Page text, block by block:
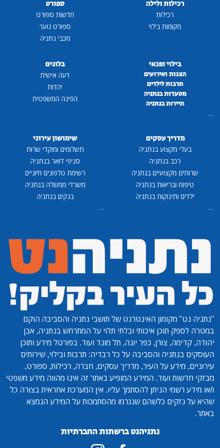
רכילות ולילה
רכילות
מקומות בילוי
ספורט
חדשות ספורט
ספורט נוער
מכבי נתניה
בילוי ופנאי
הצגות ואירועים
תרבות לילדים
מסעדות בנתניה
תיירות בנתניה
...
בלוגים
דעה אישית
יהדות
הפינה המשפטית
מדריך עסקים
בעלי מקצוע בנתניה
רכב בנתניה
שרותים מקצועיים בנתניה
טיפוח ובריאות בנתניה
ילדים ותינוקות בנתניה
...
שימושון עירוני
תשלומים ומוקדי שרות
סניפי דואר בנתניה
רשימת טלפונים חיוניים
משרדי ממשלה בנתניה
בנקים בנתניה
...
"נתניה נט" מקומון האינטרנט של תושבי נתניה והסביבה הוקם
במטרה לספק תוכן איכותי ובלתי תלוי על המתרחש בנתניה, אבן
יהודה, קדימה, צורן, כפר יונה, תל מונד ועוד. בפורטל מידע ותוכן
העוסקים בנתניה והסביבה על כל רבדיה: תרבות ובילוי, שירותים
עירוניים, מידע על העיר, מדריך עסקים, חברה, רכילות, ספורט,
מבזקי חדשות ועוד. המידע המופיע באתר זה אינו מהווה מידע משפטי
ו/או מידע רשמי הניתן להסתמך עליו. אין המערכת אחראית בצורה כל
שהיא על נזקים כלשהם שנגרמו מהסתמכות על המידע הנמצא
באתר.
נתניהנט ברשתות החברתיות